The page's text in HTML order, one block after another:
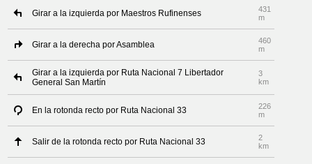
Girar a la izquierda por Maestros Rufinenses
431
m
Girar a la derecha por Asamblea
460
m
Girar a la izquierda por Ruta Nacional 7 Libertador
General San Martín
3
km
En la rotonda recto por Ruta Nacional 33
226
m
Salir de la rotonda recto por Ruta Nacional 33
2
km